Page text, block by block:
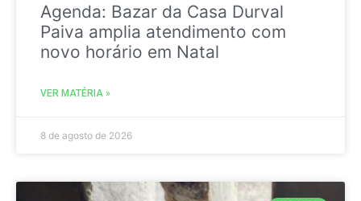
Agenda: Bazar da Casa Durval
Paiva amplia atendimento com
novo horário em Natal
VER MATÉRIA »
8 de agosto de 2026